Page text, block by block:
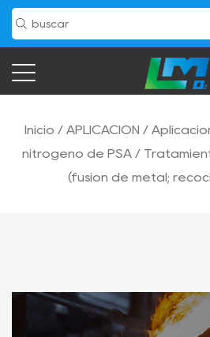
Inicio / APLICACIÓN /
nitrógeno de PSA /
(fusión de metal;